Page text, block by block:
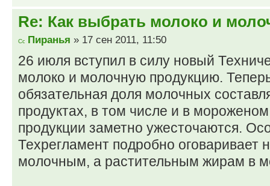
Re: Как выбрать молоко и
Пиранья » 17 сен 2011, 11:50
26 июля вступил в силу новый
молоко и молочную продукцию.
обязательная доля молочных
продуктах, в том числе и в
продукции заметно ужесточаются.
Техрегламент подробно оговаривает
молочным, а растительным жирам в